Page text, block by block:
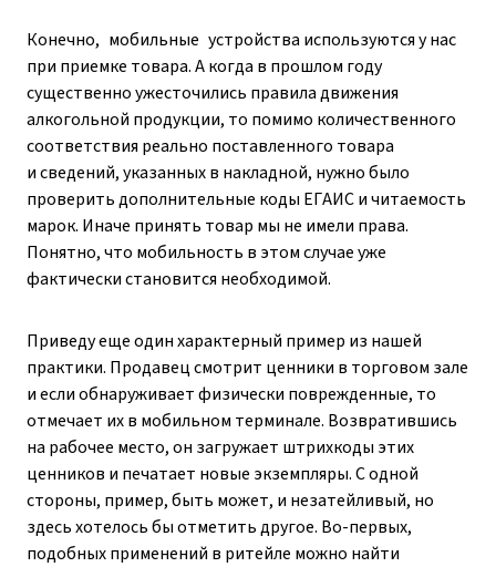
Конечно, мобильные устройства используются у нас
при приемке товара. А когда в прошлом году
существенно ужесточились правила движения
алкогольной продукции, то помимо количественного
соответствия реально поставленного товара
и сведений, указанных в накладной, нужно было
проверить дополнительные коды ЕГАИС и читаемость
марок. Иначе принять товар мы не имели права.
Понятно, что мобильность в этом случае уже
фактически становится необходимой.
Приведу еще один характерный пример из нашей
практики. Продавец смотрит ценники в торговом зале
и если обнаруживает физически поврежденные, то
отмечает их в мобильном терминале. Возвратившись
на рабочее место, он загружает штрихкоды этих
ценников и печатает новые экземпляры. С одной
стороны, пример, быть может, и незатейливый, но
здесь хотелось бы отметить другое. Во-первых,
подобных применений в ритейле можно найти